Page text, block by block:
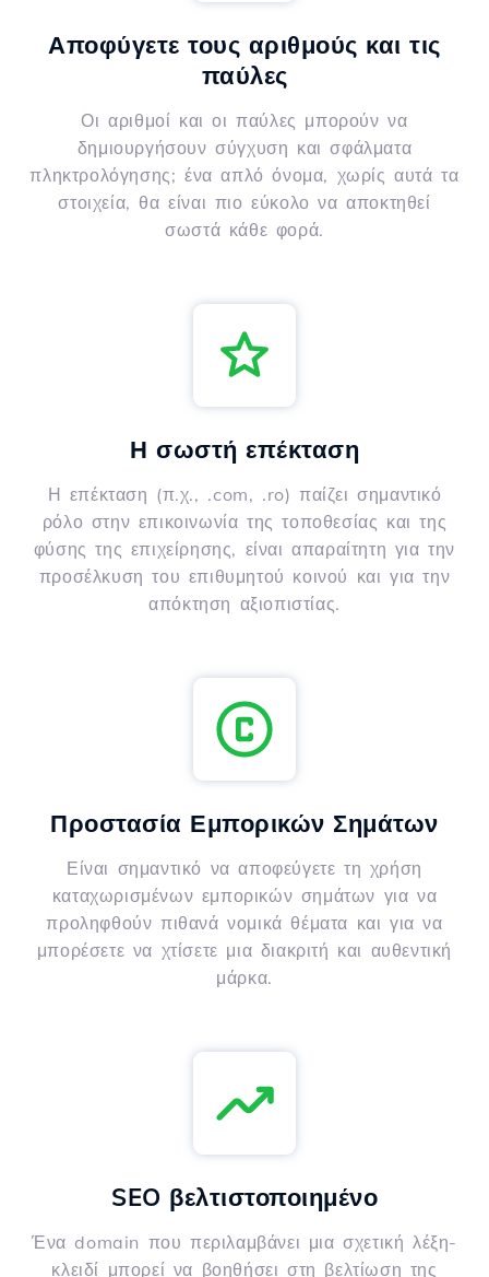
Αποφύγετε τους αριθμούς και τις
παύλες
Οι αριθμοί και οι παύλες μπορούν να
δημιουργήσουν σύγχυση και σφάλματα
πληκτρολόγησης; ένα απλό όνομα, χωρίς αυτά τα
στοιχεία, θα είναι πιο εύκολο να αποκτηθεί
σωστά κάθε φορά.
Η σωστή επέκταση
Η επέκταση (π.χ., .com, .ro) παίζει σημαντικό
ρόλο στην επικοινωνία της τοποθεσίας και της
φύσης της επιχείρησης, είναι απαραίτητη για την
προσέλκυση του επιθυμητού κοινού και για την
απόκτηση αξιοπιστίας.
Προστασία Εμπορικών Σημάτων
Είναι σημαντικό να αποφεύγετε τη χρήση
καταχωρισμένων εμπορικών σημάτων για να
προληφθούν πιθανά νομικά θέματα και για να
μπορέσετε να χτίσετε μια διακριτή και αυθεντική
μάρκα.
SEO βελτιστοποιημένο
Ένα domain που περιλαμβάνει μια σχετική λέξη-
κλειδί μπορεί να βοηθήσει στη βελτίωση της